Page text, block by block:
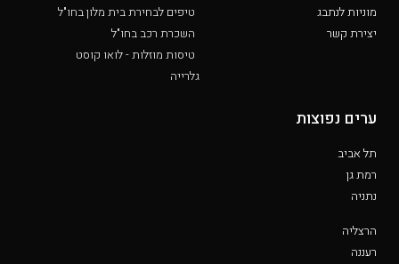
מוניות לנתבג
יצירת קשר
טיפים לבחירת בית מלון בחו"ל
השכרת רכב בחו"ל
טיסות מוזלות - לואו קוסט
גלרייה
ערים נפוצות
תל אביב
רמת גן
נתניה
הרצליה
רעננה